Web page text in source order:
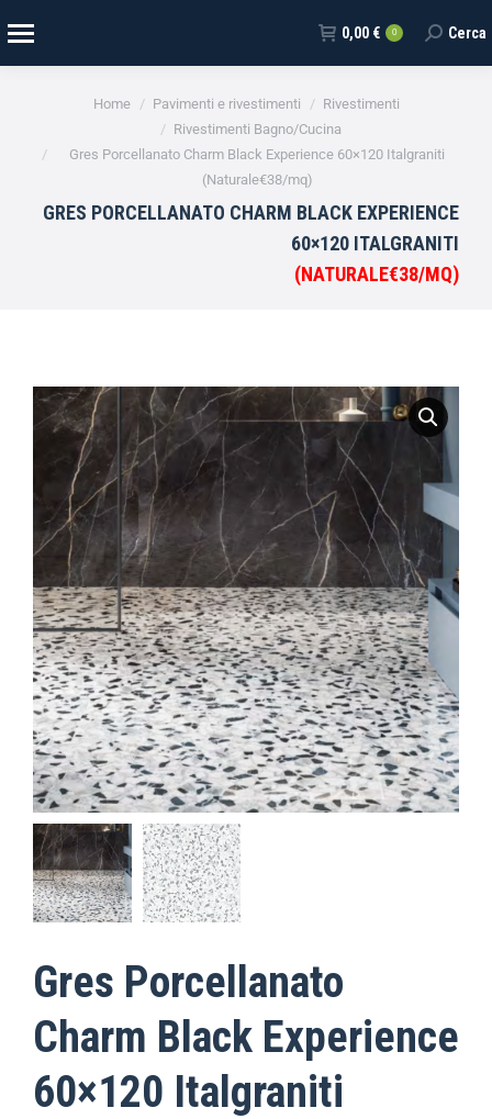
0,00 € 0 Cerca
Tu sei qui:Home Pavimenti e rivestimenti
Rivestimenti
Rivestimenti Bagno/Cucina
Gres Porcellanato Charm Black Experience 60×120 Italgraniti
(Naturale€38/mq)
GRES PORCELLANATO CHARM BLACK EXPERIENCE
60×120 ITALGRANITI
(NATURALE€38/MQ)
Gres Porcellanato
Charm Black Experience
60×120 Italgraniti